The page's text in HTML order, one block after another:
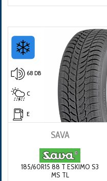
68 DB
C
E
SAVA
185/60R15 88 T ESKIMO S3
MS TL